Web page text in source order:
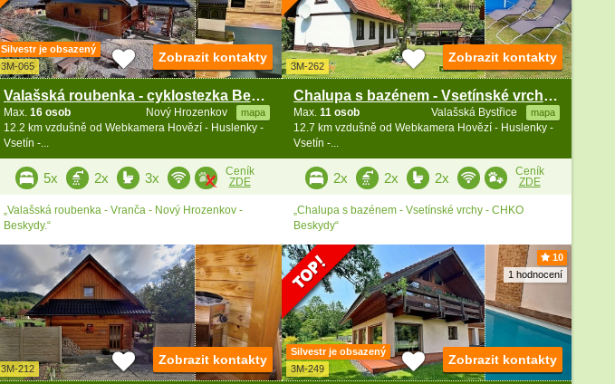
Silvestr je obsazený
3M-065
Valašská roubenka - cyklostezka Bečva - Beskydy
Nový Hrozenkov mapa
Max. 16 osob
12.2 km vzdušně od Webkamera Hovězí - Huslenky -
Vsetín -...
Zobrazit kontakty
5x 2x 3x
Ceník
ZDE
„Valašská roubenka - Vranča - Nový Hrozenkov -
Beskydy.“
3M-262
Chalupa s bazénem - Vsetínské vrchy - Beskydy
Valašská Bystřice mapa
Max. 11 osob
12.7 km vzdušně od Webkamera Hovězí - Huslenky -
Vsetín -...
Zobrazit kontakty
2x 2x 2x
Ceník
ZDE
„Chalupa s bazénem - Vsetínské vrchy - CHKO
Beskydy“
3M-212
Zobrazit kontakty
10
1 hodnocení
Silvestr je obsazený
3M-249
Zobrazit kontakty